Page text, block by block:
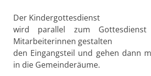
Der Kindergottesdienst
wird parallel zum
Mitarbeiterinnen gestalten
den Eingangsteil und gehen dann
in die Gemeinderäume.